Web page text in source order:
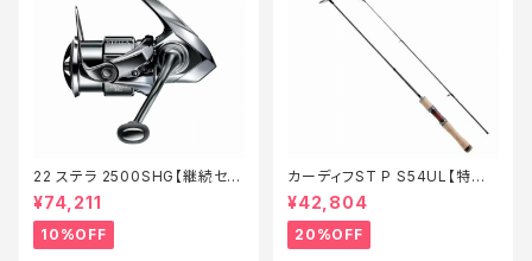
22 ステラ 2500SHG【継続セー
ル_リール】【10】
¥74,211
10%OFF
カーディフST P S54UL【特価
ロッド】【20】
¥42,804
20%OFF